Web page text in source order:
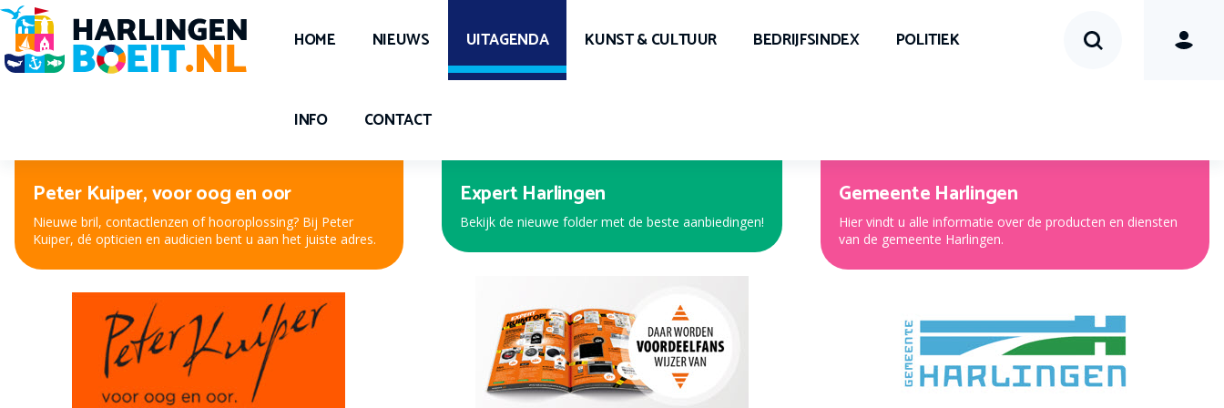
HOME NIEUWS UITAGENDA KUNST & CULTUUR BEDRIJFSINDEX POLITIEK
INFO CONTACT
Peter Kuiper, voor oog en oor
Nieuwe bril, contactlenzen of hooroplossing? Bij Peter
Kuiper, dé opticien en audicien bent u aan het juiste adres.
Expert Harlingen
Bekijk de nieuwe folder met de beste aanbiedingen!
Gemeente Harlingen
Hier vindt u alle informatie over de producten en diensten
van de gemeente Harlingen.